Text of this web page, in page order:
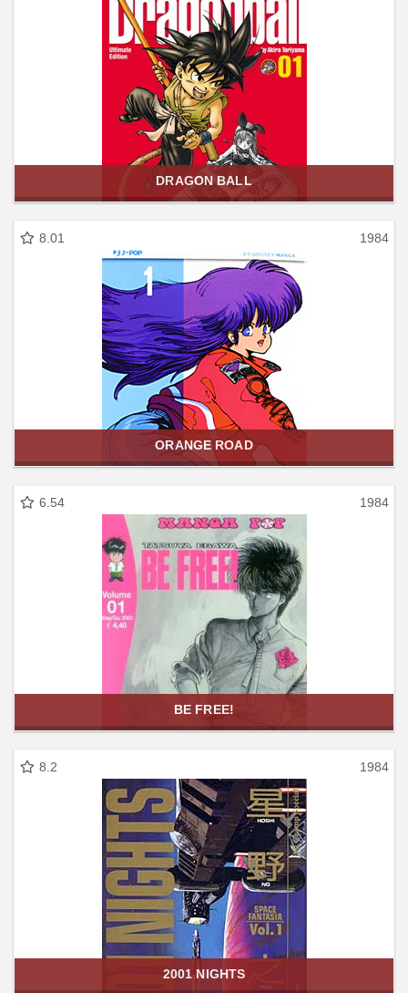
DRAGON BALL
8.01 1984
ORANGE ROAD
6.54 1984
BE FREE!
8.2 1984
2001 NIGHTS